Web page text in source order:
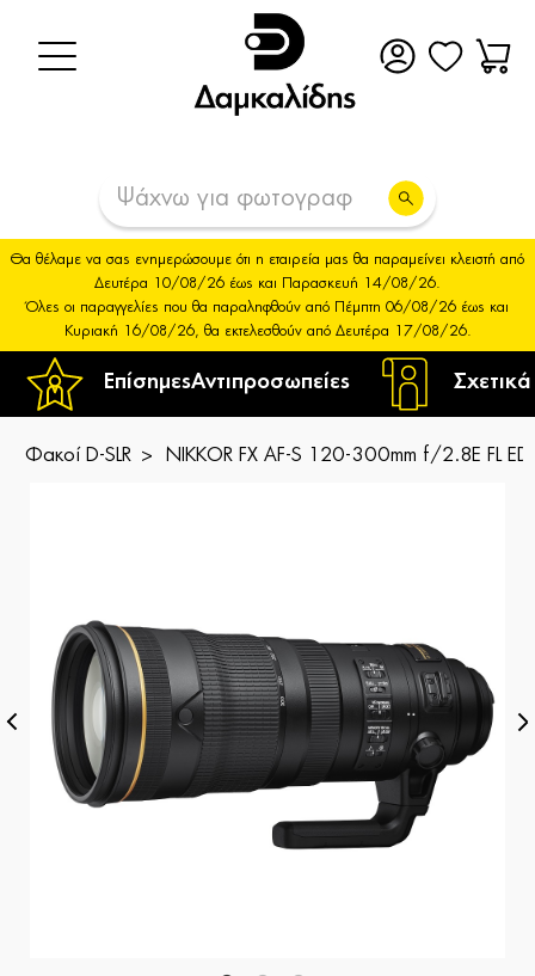
ΕπίσημεςΑντιπροσωπείες
Θα θέλαμε να σας ενημερώσουμε ότι η εταιρεία μας θα παραμείνει κλειστή από
Δευτέρα 10/08/26 έως και Παρασκευή 14/08/26.
Όλες οι παραγγελίες που θα παραληφθούν από Πέμπτη 06/08/26 έως και
Κυριακή 16/08/26, θα εκτελεσθούν από Δευτέρα 17/08/26.
Φακοί D-SLR NIKKOR FX AF-S 120-300mm f/2.8E FL ED